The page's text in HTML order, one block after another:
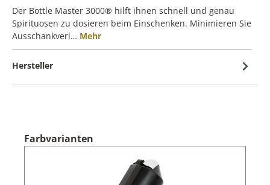
Der Bottle Master 3000® hilft ihnen schnell und genau
Spirituosen zu dosieren beim Einschenken. Minimieren Sie
Ausschankverl… Mehr
Hersteller
Farbvarianten